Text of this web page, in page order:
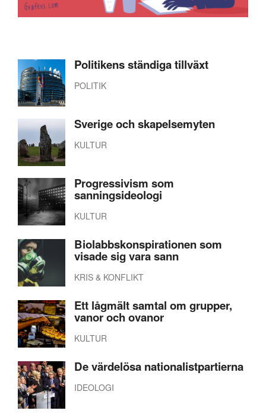
Politikens ständiga tillväxt
POLITIK
Sverige och skapelsemyten
KULTUR
Progressivism som
sanningsideologi
KULTUR
Biolabbskonspirationen som
visade sig vara sann
KRIS & KONFLIKT
Ett lågmält samtal om grupper,
vanor och ovanor
KULTUR
De värdelösa nationalistpartierna
IDEOLOGI